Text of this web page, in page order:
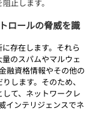
止します。
ロールの脅威を識
存在します。それら
のスパムやマルウェ
融資格情報やその他の
します。そのため、
て、ネットワークレ
インテリジェンスでネ